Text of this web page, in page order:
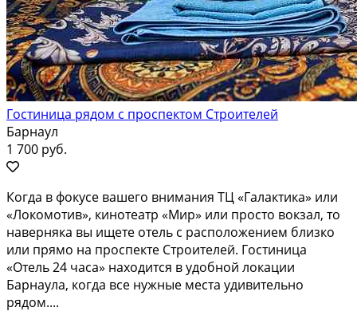
Гостиница рядом с проспектом Строителей
Барнаул
1 700 руб.
Когда в фокусе вашего внимания ТЦ «Галактика» или
«Локомотив», кинотеатр «Мир» или просто вокзал, то
наверняка вы ищете отель с расположением близко
или прямо на проспекте Строителей. Гостиница
«Отель 24 часа» находится в удобной локации
Барнаула, когда все нужные места удивительно
рядом....